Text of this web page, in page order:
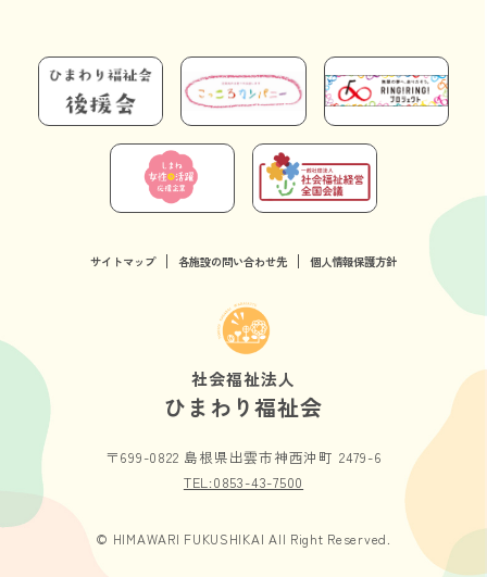
サイトマップ 各施設の問い合わせ先 個人情報保護方針
社会福祉法人
ひまわり福祉会
〒699-0822 島根県出雲市神西沖町 2479-6
TEL:0853-43-7500
© HIMAWARI FUKUSHIKAI All Right Reserved.